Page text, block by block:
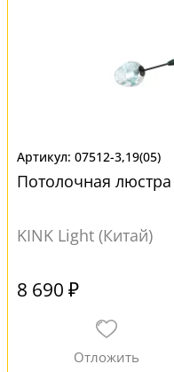
07512-3,19(05)
Потолочная
KINK Light (Китай)
8 690 ₽